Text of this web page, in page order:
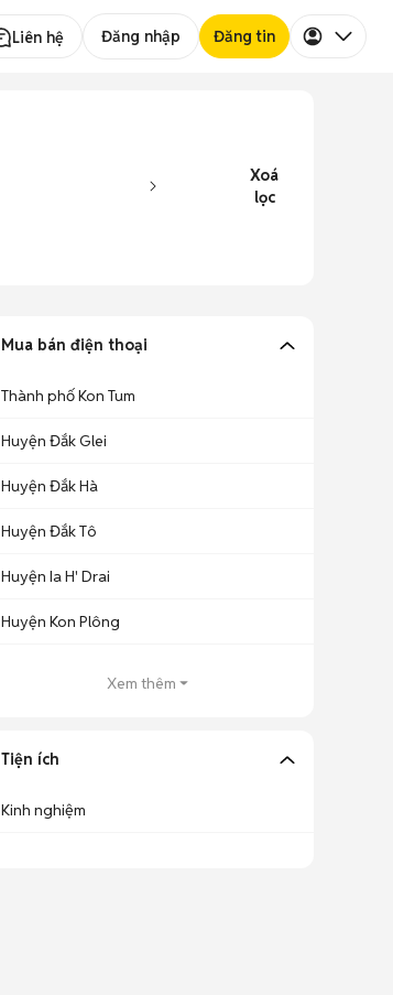
Liên hệ Đăng nhập Đăng tin
Xoá
lọc
Mua bán điện thoại
Thành phố Kon Tum
Huyện Đắk Glei
Huyện Đắk Hà
Huyện Đắk Tô
Huyện Ia H' Drai
Huyện Kon Plông
Xem thêm
Tiện ích
Kinh nghiệm